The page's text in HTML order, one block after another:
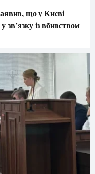
що у Києві
зв’язку із вбивством